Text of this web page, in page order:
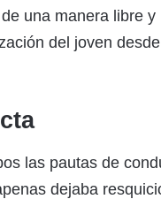
una manera libre
del joven
las pautas de
dejaba